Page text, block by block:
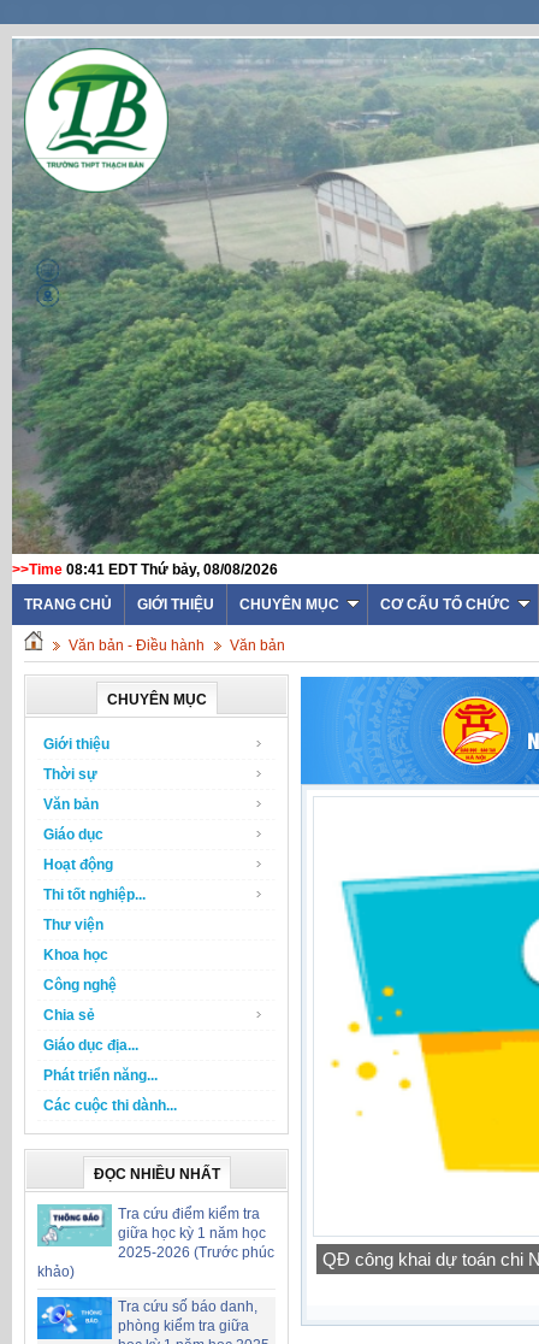
>>Time 08:41 EDT Thứ bảy, 08/08/2026
TRANG CHỦ GIỚI THIỆU CHUYÊN MỤC CƠ CẤU TỔ CHỨC
Văn bản - Điều hành Văn bản
CHUYÊN MỤC
Giới thiệu
Thời sự
Văn bản
Giáo dục
Hoạt động
Thi tốt nghiệp...
Thư viện
Khoa học
Công nghệ
Chia sẻ
Giáo dục địa...
Phát triển năng...
Các cuộc thi dành...
ĐỌC NHIỀU NHẤT
Tra cứu điểm kiểm tra
giữa học kỳ 1 năm học
2025-2026 (Trước phúc
khảo)
Tra cứu số báo danh,
phòng kiểm tra giữa
QĐ công khai dự toán chi